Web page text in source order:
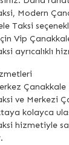
Modern
Taksi
Vip
ayrıcalıklı
ve Merkezi
kolayca
hizmetiyle